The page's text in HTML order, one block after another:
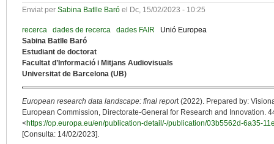
Enviat per Sabina Batlle Baró el Dc, 15/02/2023 - 10:25
recerca dades de recerca dades FAIR
Unió Europea
Sabina Batlle Baró
Estudiant de doctorat
Facultat d’Informació i Mitjans Audiovisuals
Universitat de Barcelona (UB)
European research data landscape: final report (2022). Prepared by:
European Commission, Directorate-General for Research and Innovation.
<https://op.europa.eu/en/publication-detail/-/publication/03b5562d-6a35-
[Consulta: 14/02/2023].